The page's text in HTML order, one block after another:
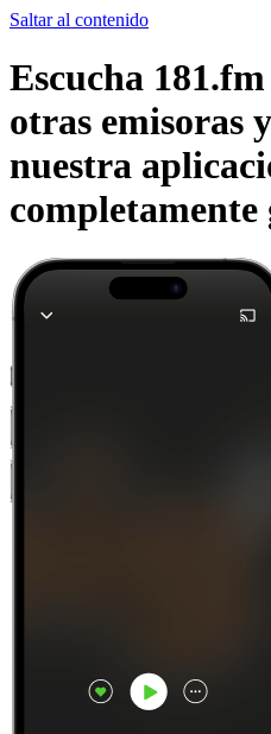
Saltar al contenido
Escucha
otras emisoras
nuestra
completamente